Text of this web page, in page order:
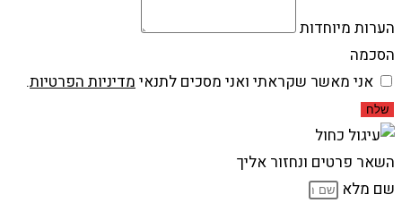
הערות מיוחדות
הסכמה
אני מאשר שקראתי ואני מסכים לתנאי מדיניות הפרטיות.
שלח
השאר פרטים ונחזור אליך
שם מלא